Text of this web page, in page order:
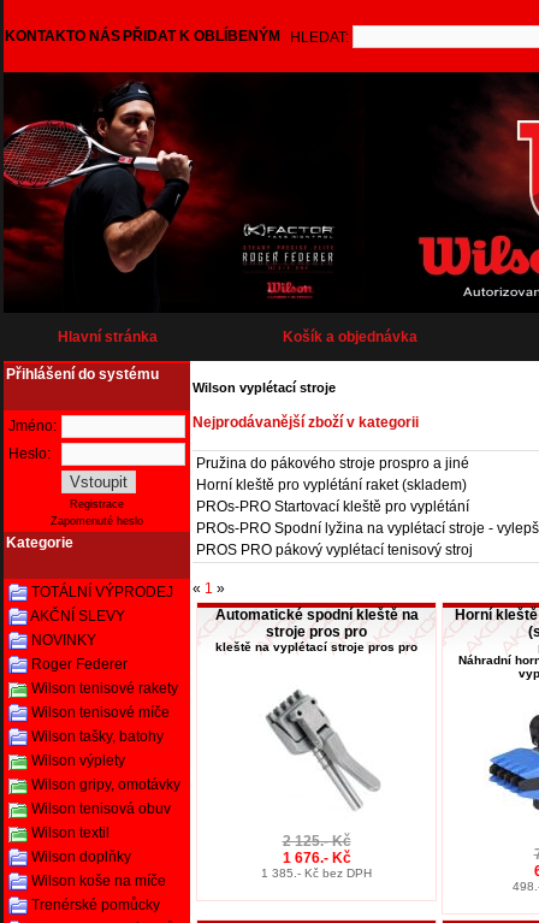
KONTAKTO NÁS PŘIDAT K OBLÍBENÝM HLEDAT:
Hlavní stránka Košík a objednávka
Přihlášení do systému
Jméno:
Heslo:
Registrace
Zapomenuté heslo
Kategorie
TOTÁLNÍ VÝPRODEJ
AKČNÍ SLEVY
NOVINKY
Roger Federer
Wilson tenisové rakety
Wilson tenisové míče
Wilson tašky, batohy
Wilson výplety
Wilson gripy, omotávky
Wilson tenisová obuv
Wilson textil
Wilson doplňky
Wilson koše na míče
Trenérské pomůcky
Wilson vyplétací stroje
Nejprodávanější zboží v kategorii
Pružina do pákového stroje prospro a jiné
Horní kleště pro vyplétání raket (skladem)
PROs-PRO Startovací kleště pro vyplétání
PROs-PRO Spodní lyžina na vyplétací stroje -
PROS PRO pákový vyplétací tenisový stroj
« 1 »
Automatické spodní kleště na
stroje pros pro
kleště na vyplétací stroje pros pro
2 125.- Kč
1 676.- Kč
1 385.- Kč bez DPH
Horní
Náhradní